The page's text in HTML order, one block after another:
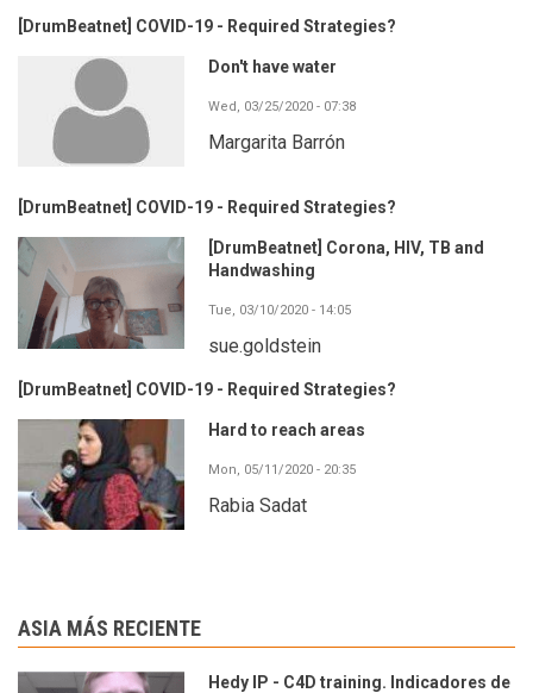
[DrumBeatnet] COVID-19 - Required Strategies?
Don't have water
Wed, 03/25/2020 - 07:38
Margarita Barrón
[DrumBeatnet] COVID-19 - Required Strategies?
[DrumBeatnet] Corona, HIV, TB and
Handwashing
Tue, 03/10/2020 - 14:05
sue.goldstein
[DrumBeatnet] COVID-19 - Required Strategies?
Hard to reach areas
Mon, 05/11/2020 - 20:35
Rabia Sadat
ASIA MÁS RECIENTE
Hedy IP - C4D training. Indicadores de